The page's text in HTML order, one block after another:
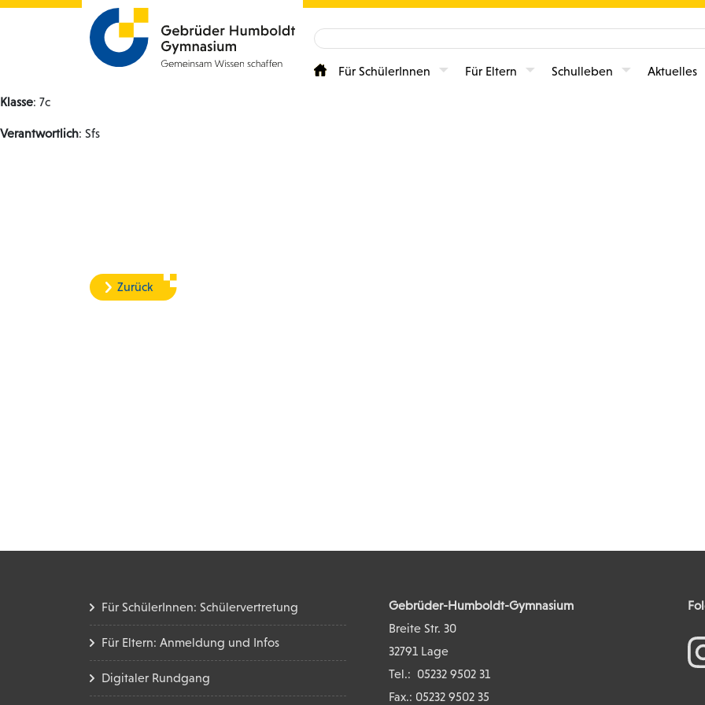
Für SchülerInnen Für Eltern Schulleben Aktuelles
Klasse: 7c
Verantwortlich: Sfs
Zurück
Für SchülerInnen: Schülervertretung
Für Eltern: Anmeldung und Infos
Digitaler Rundgang
Gebrüder-Humboldt-Gymnasium
Breite Str. 30
32791 Lage
Tel.: 05232 9502 31
Fax.: 05232 9502 35